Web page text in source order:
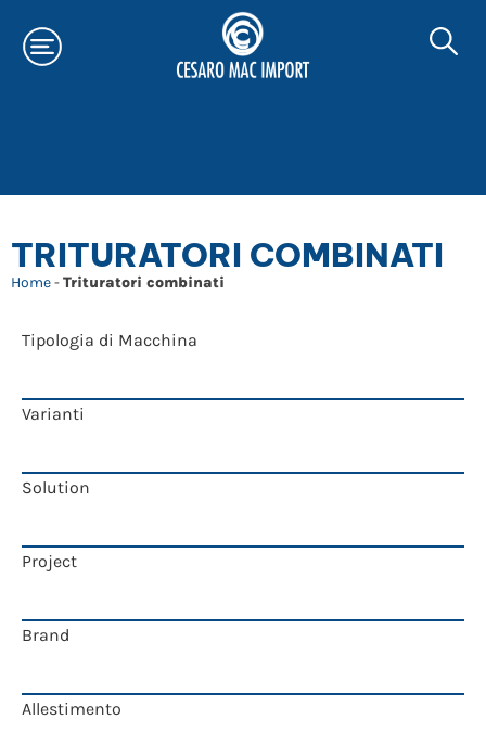
TRITURATORI COMBINATI
Home-Trituratori combinati
Tipologia di Macchina
Varianti
Solution
Project
Brand
Allestimento